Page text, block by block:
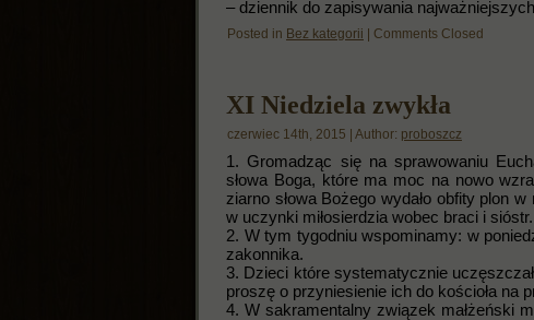
– dziennik do zapisywania
Posted in Bez kategorii | Comments Closed
XI Niedziela zwykła
czerwiec 14th, 2015 | Author: proboszcz
1. Gromadząc się na sprawowaniu
słowa Boga, które ma moc na nowo
ziarno słowa Bożego wydało obfity plon
w uczynki miłosierdzia wobec braci i sióstr.
2. W tym tygodniu wspominamy: w
zakonnika.
3. Dzieci które systematycznie
proszę o przyniesienie ich do kościoła na
4. W sakramentalny związek małżeński